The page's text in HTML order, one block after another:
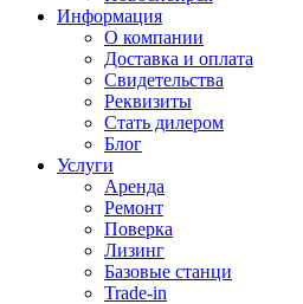
Информация
О компании
Доставка и оплата
Свидетельства
Реквизиты
Стать дилером
Блог
Услуги
Аренда
Ремонт
Поверка
Лизинг
Базовые станци
Trade-in